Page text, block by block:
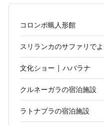
コロンボ蝋人形館
スリランカのサファリで
文化ショー | ハバラナ
クルネーガラの宿泊施設
ラトナプラの宿泊施設